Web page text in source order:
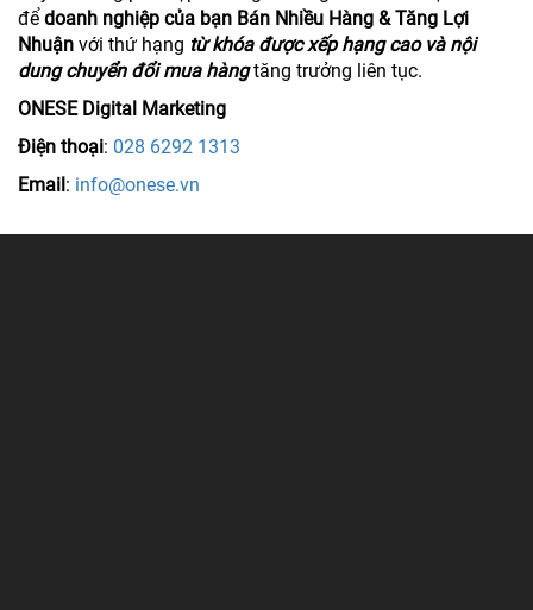
để doanh nghiệp của bạn Bán Nhiều Hàng & Tăng Lợi
Nhuận với thứ hạng từ khóa được xếp hạng cao và nội
dung chuyển đổi mua hàngtăng trưởng liên tục.
ONESE Digital Marketing
Điện thoại: 028 6292 1313
Email: info@onese.vn